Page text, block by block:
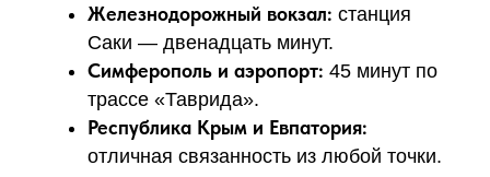
Железнодорожный вокзал: станция
Саки — двенадцать минут.
Симферополь и аэропорт: 45 минут по
трассе «Таврида».
Республика Крым и Евпатория:
отличная связанность из любой точки.